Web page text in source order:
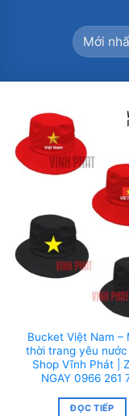
Bucket Việt Nam –
thời trang yêu
Shop Vĩnh Phát |
NGAY 0966 261
ĐỌC TIẾP